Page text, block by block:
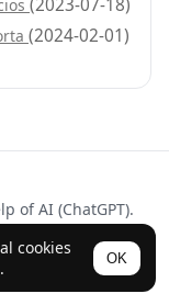
cookies
OK
(2023-07-18)
(2024-02-01)
of AI (ChatGPT).